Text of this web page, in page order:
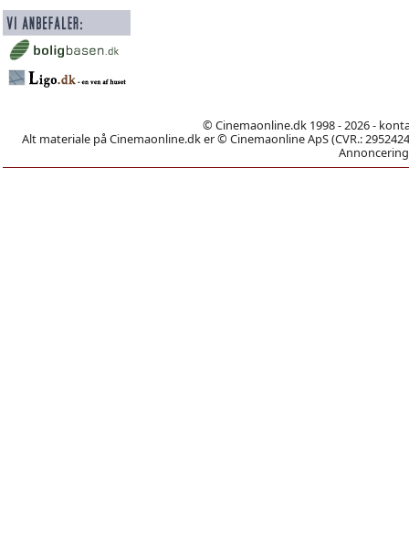
© Cinemaonline.dk 1998 - 2026 -
Alt materiale på Cinemaonline.dk er © Cinemaonline ApS (CVR.: